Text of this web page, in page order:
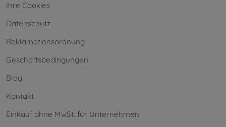
Ihre Cookies
Datenschutz
Reklamationsordnung
Geschäftsbedingungen
Blog
Kontakt
Einkauf ohne MwSt. für Unternehmen